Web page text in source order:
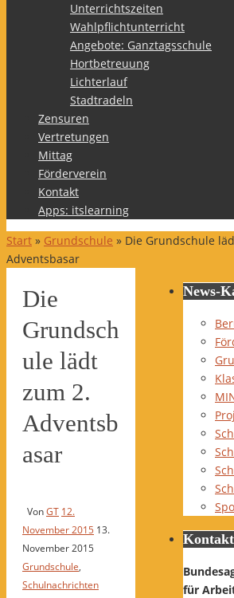
Unterrichtszeiten
Wahlpflichtunterricht
Angebote: Ganztagsschule
Hortbetreuung
Lichterlauf
Stadtradeln
Zensuren
Vertretungen
Mittag
Förderverein
Kontakt
Apps: itslearning
Start » Grundschule » Die Grundschule
Adventsbasar
Die
Grundsch
ule lädt
zum 2.
Adventsb
asar
VonGT 12.
November 2015 13.
November 2015
Grundschule
Schulnachrichten
News-
für